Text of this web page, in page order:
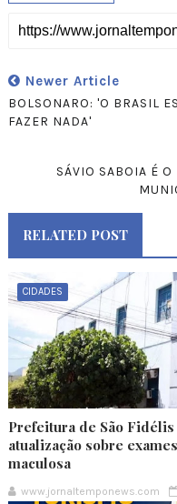
Newer Article
BOLSONARO: 'O BRASIL
FAZER NADA'
SÁVIO SABOIA É O
RELATED POST
CIDADES
Prefeitura de São
atualização sobre
maculosa
www.jornaltemponews.com